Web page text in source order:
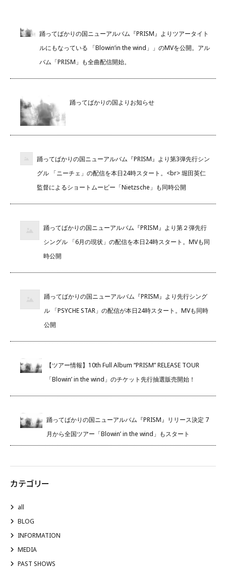
踊ってばかりの国ニューアルバム『PRISM』よりツアータイト
ルにもなっている 「Blowin’in the wind」」のMVを公開。アル
バム「PRISM」も全曲配信開始。
踊ってばかりの国よりお知らせ
踊ってばかりの国ニューアルバム『PRISM』より第3弾先行シン
グル 「ニーチェ」の配信を本日24時スタート。<br> 堀田英仁
監督によるショートムービー「Nietzsche」も同時公開
踊ってばかりの国ニューアルバム『PRISM』より第２弾先行
シングル 「6月の現状」の配信を本日24時スタート。MVも同
時公開
踊ってばかりの国ニューアルバム『PRISM』より先行シング
ル 「PSYCHE STAR」の配信が本日24時スタート。MVも同時
公開
【ツアー情報】10th Full Album “PRISM” RELEASE TOUR
「Blowin’ in the wind」のチケット先行抽選販売開始！
踊ってばかりの国ニューアルバム『PRISM』リリース決定 7
月から全国ツアー「Blowin’ in the wind」もスタート
カテゴリー
all
BLOG
INFORMATION
MEDIA
PAST SHOWS